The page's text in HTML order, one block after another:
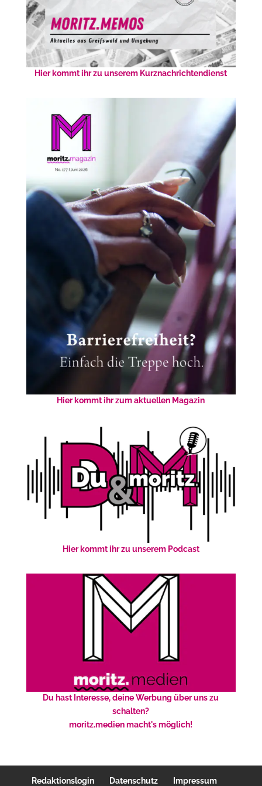
Hier kommt ihr zu unserem Kurznachrichtendienst
Hier kommt ihr zum aktuellen Magazin
Hier kommt ihr zu unserem Podcast
Du hast Interesse, deine Werbung über uns zu
schalten?
moritz.medien macht's möglich!
Redaktionslogin Datenschutz Impressum